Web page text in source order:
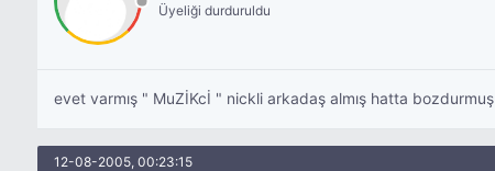
Üyeliği durduruldu
evet varmış " MuZİKcİ " nickli arkadaş almış hatta
12-08-2005, 00:23:15